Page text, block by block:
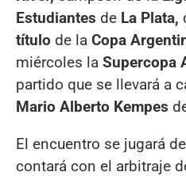
Estudiantes de La Plata,
título de la Copa
miércoles la Supercopa
partido que se llevará a
Mario Alberto Kempes
El encuentro se jugará
contará con el arbitraje